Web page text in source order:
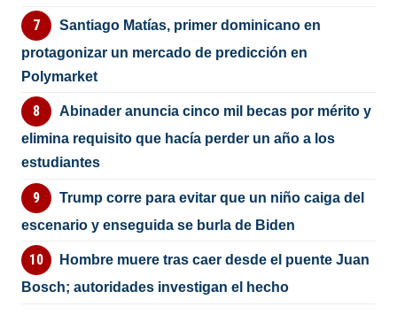
Santiago Matías, primer dominicano en
protagonizar un mercado de predicción en
Polymarket
Abinader anuncia cinco mil becas por mérito y
elimina requisito que hacía perder un año a los
estudiantes
Trump corre para evitar que un niño caiga del
escenario y enseguida se burla de Biden
Hombre muere tras caer desde el puente Juan
Bosch; autoridades investigan el hecho